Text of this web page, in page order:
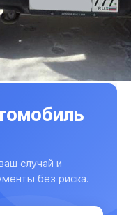
случай и
без риска.